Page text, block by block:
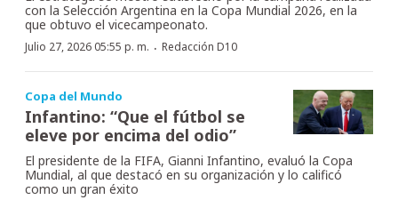
con la Selección Argentina en la Copa Mundial 2026, en la
que obtuvo el vicecampeonato.
Julio 27, 2026 05:55 p. m. · Redacción D10
Copa del Mundo
Infantino: “Que el fútbol se
eleve por encima del odio”
El presidente de la FIFA, Gianni Infantino, evaluó la Copa
Mundial, al que destacó en su organización y lo calificó
como un gran éxito